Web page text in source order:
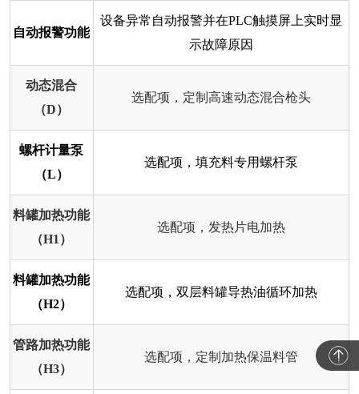
自动报警功能
设备异常自动报警并在PLC触摸屏上实时显
示故障原因
动态混合
（D）
选配项，定制高速动态混合枪头
螺杆计量泵
（L）
选配项，填充料专用螺杆泵
料罐加热功能
（H1）
选配项，发热片电加热
料罐加热功能
（H2）
选配项，双层料罐导热油循环加热
管路加热功能
（H3）
选配项，定制加热保温料管